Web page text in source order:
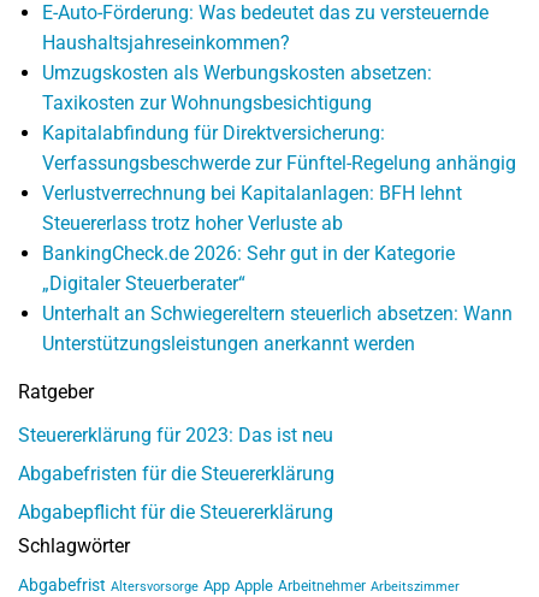
E-Auto-Förderung: Was bedeutet das zu versteuernde
Haushaltsjahreseinkommen?
Umzugskosten als Werbungskosten absetzen:
Taxikosten zur Wohnungsbesichtigung
Kapitalabfindung für Direktversicherung:
Verfassungsbeschwerde zur Fünftel-Regelung anhängig
Verlustverrechnung bei Kapitalanlagen: BFH lehnt
Steuererlass trotz hoher Verluste ab
BankingCheck.de 2026: Sehr gut in der Kategorie
„Digitaler Steuerberater“
Unterhalt an Schwiegereltern steuerlich absetzen: Wann
Unterstützungsleistungen anerkannt werden
Ratgeber
Steuererklärung für 2023: Das ist neu
Abgabefristen für die Steuererklärung
Abgabepflicht für die Steuererklärung
Schlagwörter
Abgabefrist Altersvorsorge App Apple Arbeitnehmer Arbeitszimmer